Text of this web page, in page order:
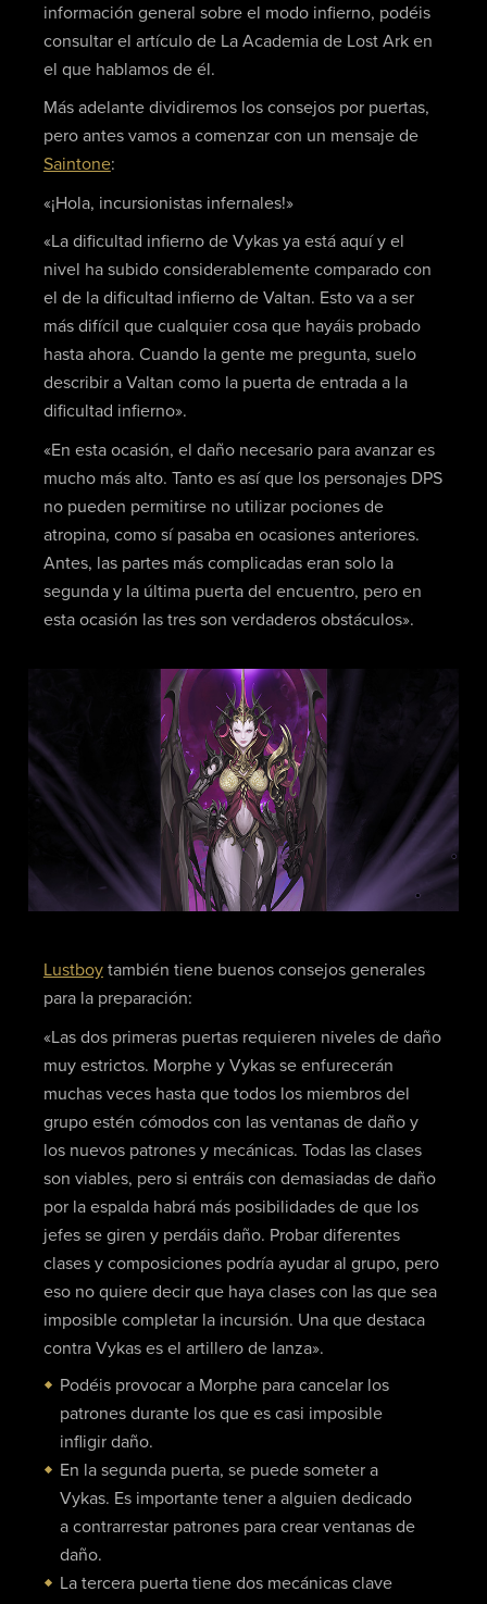
información general sobre el modo infierno, podéis
consultar el artículo de La Academia de Lost Ark en
el que hablamos de él.
Más adelante dividiremos los consejos por puertas,
pero antes vamos a comenzar con un mensaje de
Saintone:
«¡Hola, incursionistas infernales!»
«La dificultad infierno de Vykas ya está aquí y el
nivel ha subido considerablemente comparado con
el de la dificultad infierno de Valtan. Esto va a ser
más difícil que cualquier cosa que hayáis probado
hasta ahora. Cuando la gente me pregunta, suelo
describir a Valtan como la puerta de entrada a la
dificultad infierno».
«En esta ocasión, el daño necesario para avanzar es
mucho más alto. Tanto es así que los personajes DPS
no pueden permitirse no utilizar pociones de
atropina, como sí pasaba en ocasiones anteriores.
Antes, las partes más complicadas eran solo la
segunda y la última puerta del encuentro, pero en
esta ocasión las tres son verdaderos obstáculos».
Lustboytambién tiene buenos consejos generales
para la preparación:
«Las dos primeras puertas requieren niveles de daño
muy estrictos. Morphe y Vykas se enfurecerán
muchas veces hasta que todos los miembros del
grupo estén cómodos con las ventanas de daño y
los nuevos patrones y mecánicas. Todas las clases
son viables, pero si entráis con demasiadas de daño
por la espalda habrá más posibilidades de que los
jefes se giren y perdáis daño. Probar diferentes
clases y composiciones podría ayudar al grupo, pero
eso no quiere decir que haya clases con las que sea
imposible completar la incursión. Una que destaca
contra Vykas es el artillero de lanza».
Podéis provocar a Morphe para cancelar los
patrones durante los que es casi imposible
infligir daño.
En la segunda puerta, se puede someter a
Vykas. Es importante tener a alguien dedicado
a contrarrestar patrones para crear ventanas de
daño.
La tercera puerta tiene dos mecánicas clave